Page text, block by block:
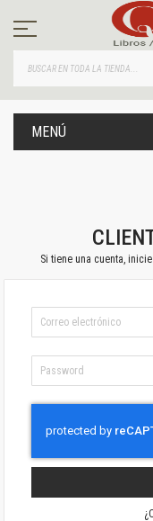
contenido
MENÚ
Si tiene una cuenta,